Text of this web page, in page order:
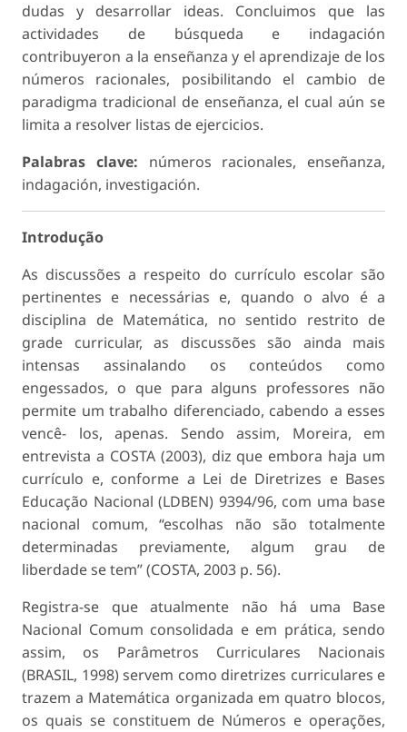
dudas y desarrollar ideas. Concluimos que las
actividades de búsqueda e indagación
contribuyeron a la enseñanza y el aprendizaje de los
números racionales, posibilitando el cambio de
paradigma tradicional de enseñanza, el cual aún se
limita a resolver listas de ejercicios.
Palabras clave: números racionales, enseñanza,
indagación, investigación.
Introdução
As discussões a respeito do currículo escolar são
pertinentes e necessárias e, quando o alvo é a
disciplina de Matemática, no sentido restrito de
grade curricular, as discussões são ainda mais
intensas assinalando os conteúdos como
engessados, o que para alguns professores não
permite um trabalho diferenciado, cabendo a esses
vencê- los, apenas. Sendo assim, Moreira, em
entrevista a COSTA (2003), diz que embora haja um
currículo e, conforme a Lei de Diretrizes e Bases
Educação Nacional (LDBEN) 9394/96, com uma base
nacional comum, “escolhas não são totalmente
determinadas previamente, algum grau de
liberdade se tem” (COSTA, 2003 p. 56).
Registra-se que atualmente não há uma Base
Nacional Comum consolidada e em prática, sendo
assim, os Parâmetros Curriculares Nacionais
(BRASIL, 1998) servem como diretrizes curriculares e
trazem a Matemática organizada em quatro blocos,
os quais se constituem de Números e operações,